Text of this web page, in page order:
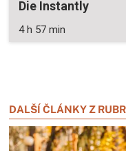
Die Instantly
4 h 57 min
DALŠÍ ČLÁNKY Z